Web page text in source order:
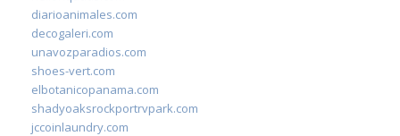
diarioanimales.com
decogaleri.com
unavozparadios.com
shoes-vert.com
elbotanicopanama.com
shadyoaksrockportrvpark.com
jccoinlaundry.com